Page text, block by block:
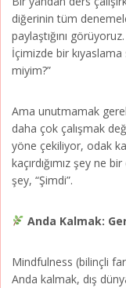
diğerinin tüm
paylaştığını görüyoruz.
İçimizde bir
miyim?”
Ama unutmamak
daha çok çalışmak
yöne çekiliyor, odak
kaçırdığımız şey ne
şey, “Şimdi”.
Anda Kalmak:
Mindfulness (bilinçli
Anda kalmak, dış